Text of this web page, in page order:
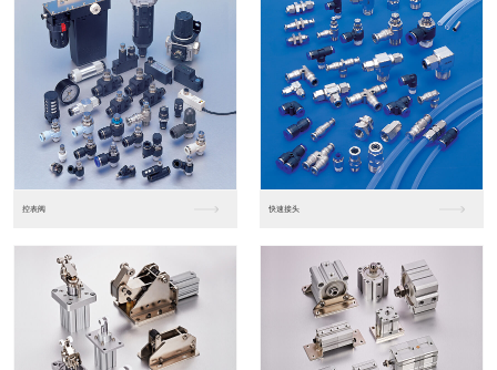
东莞松下PLC 松下人机界面GT07